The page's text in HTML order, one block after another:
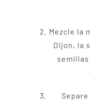
Mezcle la
Dijon, la
semillas